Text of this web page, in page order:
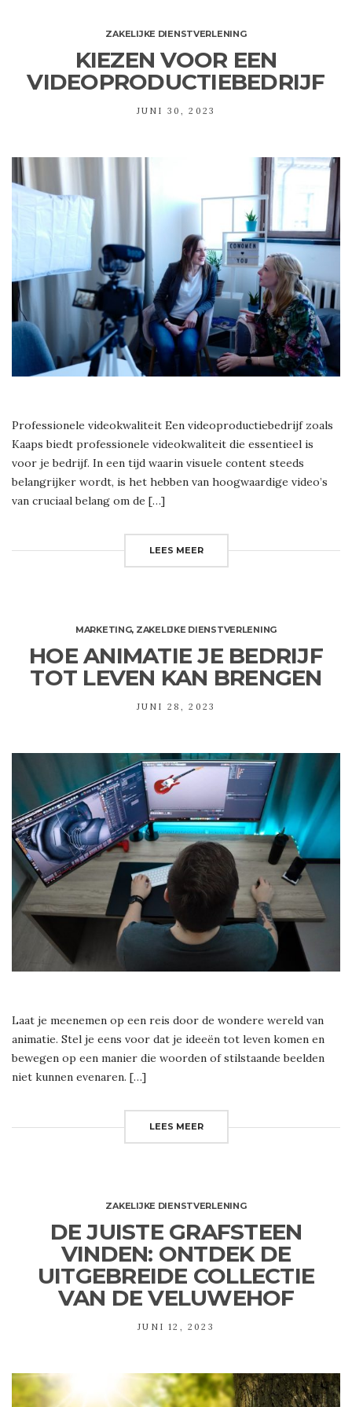
ZAKELIJKE DIENSTVERLENING
KIEZEN VOOR EEN
VIDEOPRODUCTIEBEDRIJF
JUNI 30, 2023
Professionele videokwaliteit Een videoproductiebedrijf zoals
Kaaps biedt professionele videokwaliteit die essentieel is
voor je bedrijf. In een tijd waarin visuele content steeds
belangrijker wordt, is het hebben van hoogwaardige video’s
van cruciaal belang om de […]
LEES MEER
MARKETING, ZAKELIJKE DIENSTVERLENING
HOE ANIMATIE JE BEDRIJF
TOT LEVEN KAN BRENGEN
JUNI 28, 2023
Laat je meenemen op een reis door de wondere wereld van
animatie. Stel je eens voor dat je ideeën tot leven komen en
bewegen op een manier die woorden of stilstaande beelden
niet kunnen evenaren. […]
LEES MEER
ZAKELIJKE DIENSTVERLENING
DE JUISTE GRAFSTEEN
VINDEN: ONTDEK DE
UITGEBREIDE COLLECTIE
VAN DE VELUWEHOF
JUNI 12, 2023